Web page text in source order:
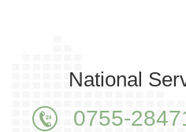
National
0755-